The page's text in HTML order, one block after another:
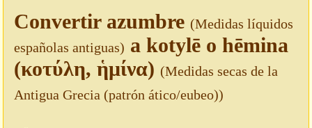
Convertir azumbre (Medidas líquidos
españolas antiguas) a kotylē o hēmina
(κοτύλη, ἡμίνα) (Medidas secas de la
Antigua Grecia (patrón ático/eubeo))